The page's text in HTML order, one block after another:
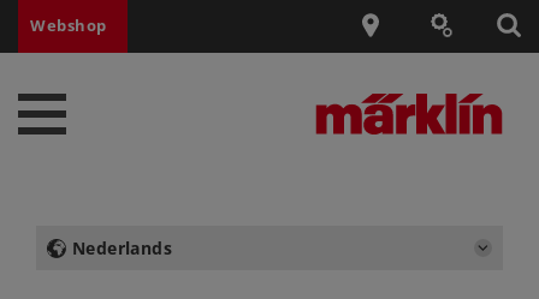
Webshop
Nederlands